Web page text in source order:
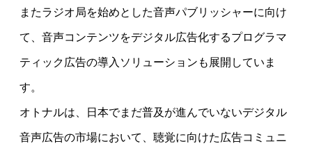
またラジオ局を始めとした音声パブリッシャーに向け
て、音声コンテンツをデジタル広告化するプログラマ
ティック広告の導入ソリューションも展開していま
す。
オトナルは、日本でまだ普及が進んでいないデジタル
音声広告の市場において、聴覚に向けた広告コミュニ